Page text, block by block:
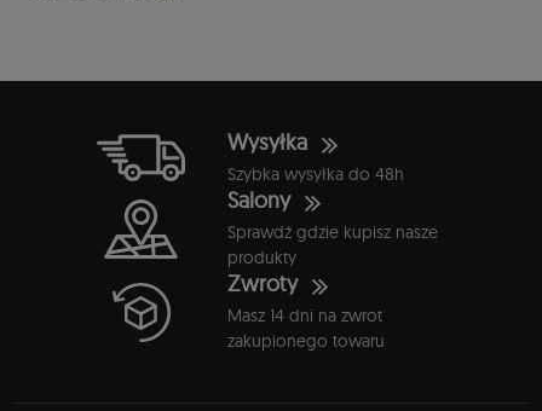
Wysyłka
Szybka wysyłka do 48h
Salony
Sprawdź gdzie kupisz nasze
produkty
Zwroty
Masz 14 dni na zwrot
zakupionego towaru